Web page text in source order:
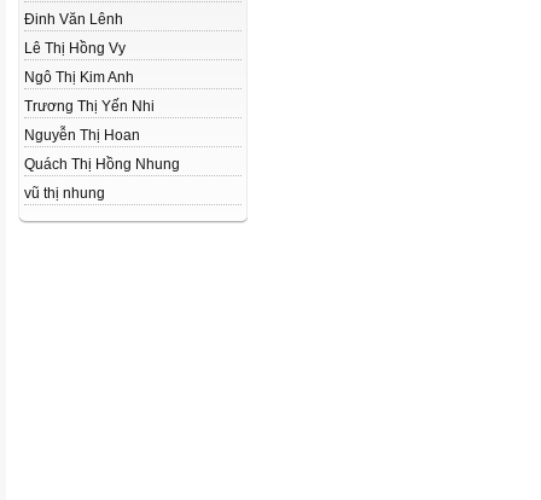
Đinh Văn Lênh
Lê Thị Hồng Vy
Ngô Thị Kim Anh
Trương Thị Yến Nhi
Nguyễn Thị Hoan
Quách Thị Hồng Nhung
vũ thị nhung